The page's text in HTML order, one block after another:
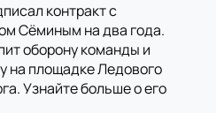
контракт с
Сёминым на два года.
оборону команды и
на площадке Ледового
Узнайте больше о его